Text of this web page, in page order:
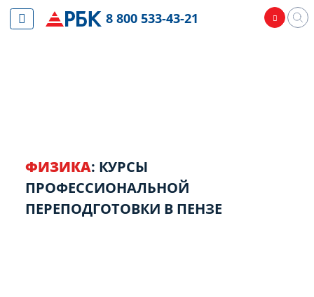
ФИЗИКА: КУРСЫ
ПРОФЕССИОНАЛЬНОЙ
ПЕРЕПОДГОТОВКИ В ПЕНЗЕ
8 800 533-43-21